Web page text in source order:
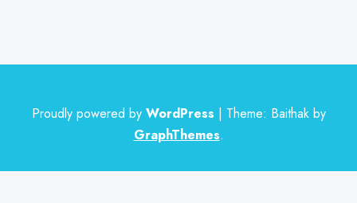
Proudly powered by WordPress | Theme: Baithak by
GraphThemes.